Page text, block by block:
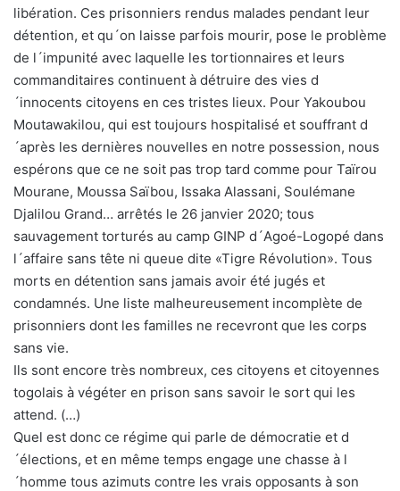
libération. Ces prisonniers rendus malades pendant leur
détention, et qu´on laisse parfois mourir, pose le problème
de l´impunité avec laquelle les tortionnaires et leurs
commanditaires continuent à détruire des vies d
´innocents citoyens en ces tristes lieux. Pour Yakoubou
Moutawakilou, qui est toujours hospitalisé et souffrant d
´après les dernières nouvelles en notre possession, nous
espérons que ce ne soit pas trop tard comme pour Taïrou
Mourane, Moussa Saïbou, Issaka Alassani, Soulémane
Djalilou Grand… arrêtés le 26 janvier 2020; tous
sauvagement torturés au camp GINP d´Agoé-Logopé dans
l´affaire sans tête ni queue dite «Tigre Révolution». Tous
morts en détention sans jamais avoir été jugés et
condamnés. Une liste malheureusement incomplète de
prisonniers dont les familles ne recevront que les corps
sans vie.
Ils sont encore très nombreux, ces citoyens et citoyennes
togolais à végéter en prison sans savoir le sort qui les
attend. (…)
Quel est donc ce régime qui parle de démocratie et d
´élections, et en même temps engage une chasse à l
´homme tous azimuts contre les vrais opposants à son